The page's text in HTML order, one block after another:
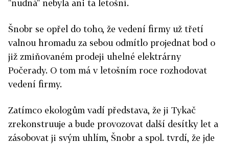
"nudná" nebyla ani ta letošní.
Šnobr se opřel do toho, že vedení firmy už třetí
valnou hromadu za sebou odmítlo projednat bod o
již zmiňovaném prodeji uhelné elektrárny
Počerady. O tom má v letošním roce rozhodovat
vedení firmy.
Zatímco ekologům vadí představa, že ji Tykač
zrekonstruuje a bude provozovat další desítky let a
zásobovat ji svým uhlím, Šnobr a spol. tvrdí, že jde